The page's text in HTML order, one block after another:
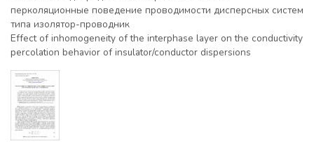
перколяционные поведение проводимости дисперсных систем
типа изолятор-проводник
Effect of inhomogeneity of the interphase layer on the conductivity
percolation behavior of insulator/conductor dispersions